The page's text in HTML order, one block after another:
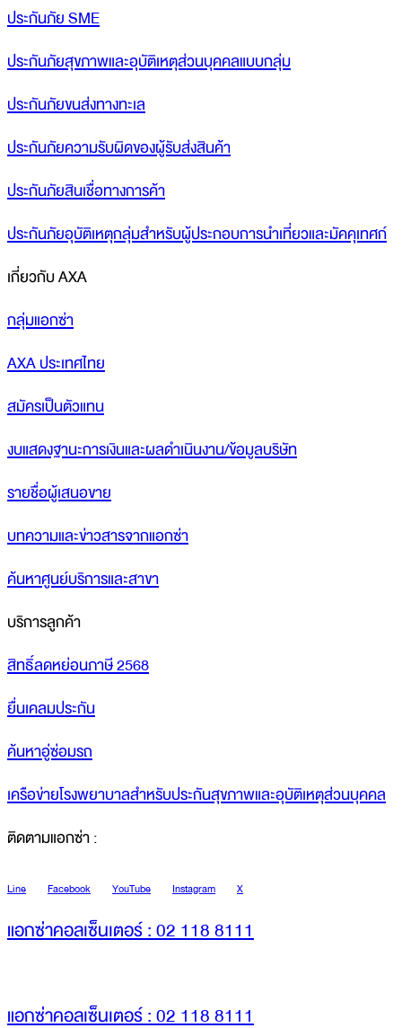
ประกันภัย SME
ประกันภัยสุขภาพและอุบัติเหตุส่วนบุคคลแบบกลุ่ม
ประกันภัยขนส่งทางทะเล
ประกันภัยความรับผิดของผู้รับส่งสินค้า
ประกันภัยสินเชื่อทางการค้า
ประกันภัยอุบัติเหตุกลุ่มสำหรับผู้ประกอบการนำเที่ยวและมัคคุเทศก์
เกี่ยวกับ AXA
กลุ่มแอกซ่า
AXA ประเทศไทย
สมัครเป็นตัวแทน
งบแสดงฐานะการเงินและผลดำเนินงาน/ข้อมูลบริษัท
รายชื่อผู้เสนอขาย
บทความและข่าวสารจากแอกซ่า
ค้นหาศูนย์บริการและสาขา
บริการลูกค้า
สิทธิ์ลดหย่อนภาษี 2568
ยื่นเคลมประกัน
ค้นหาอู่ซ่อมรถ
เครือข่ายโรงพยาบาลสำหรับประกันสุขภาพและอุบัติเหตุส่วนบุคคล
ติดตามแอกซ่า :
Line Facebook YouTube Instagram X
แอกซ่าคอลเซ็นเตอร์ : 02 118 8111
แอกซ่าคอลเซ็นเตอร์ : 02 118 8111